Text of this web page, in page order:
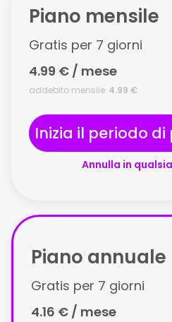
Piano mensile
Gratis per 7 giorni
4.99 € / mese
addebito mensile 4.99 €
Inizia il periodo
Annulla in
Piano annuale
Gratis per 7 giorni
4.16 € / mese